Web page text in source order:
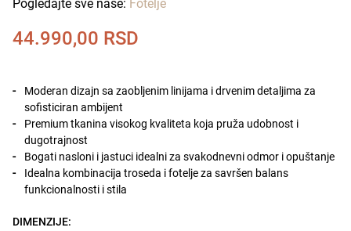
Pogledajte sve naše: Fotelje
44.990,00 RSD
Moderan dizajn sa zaobljenim linijama i drvenim detaljima za
sofisticiran ambijent
Premium tkanina visokog kvaliteta koja pruža udobnost i
dugotrajnost
Bogati nasloni i jastuci idealni za svakodnevni odmor i opuštanje
Idealna kombinacija troseda i fotelje za savršen balans
funkcionalnosti i stila
DIMENZIJE: